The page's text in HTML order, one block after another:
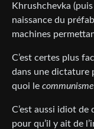
Khrushchevka
naissance du
machines
C’est certes plus
dans une dictature
quoi le communisme
C’est aussi idiot
pour qu’il y ait de